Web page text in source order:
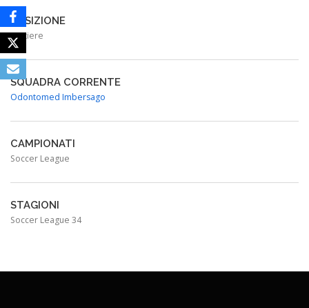
POSIZIONE
Portiere
SQUADRA CORRENTE
Odontomed Imbersago
CAMPIONATI
Soccer League
STAGIONI
Soccer League 34